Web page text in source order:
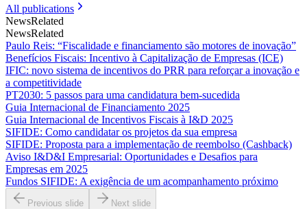
All publications
NewsRelated
NewsRelated
Paulo Reis: “Fiscalidade e financiamento são motores de inovação”
Benefícios Fiscais: Incentivo à Capitalização de Empresas (ICE)
IFIC: novo sistema de incentivos do PRR para reforçar a inovação e
a competitividade
PT2030: 5 passos para uma candidatura bem-sucedida
Guia Internacional de Financiamento 2025
Guia Internacional de Incentivos Fiscais à I&D 2025
SIFIDE: Como candidatar os projetos da sua empresa
SIFIDE: Proposta para a implementação de reembolso (Cashback)
Aviso I&D&I Empresarial: Oportunidades e Desafios para
Empresas em 2025
Fundos SIFIDE: A exigência de um acompanhamento próximo
Previous slide Next slide